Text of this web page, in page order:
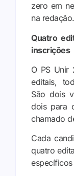
zero em
na redação.
Quatro
inscrições
O PS Unir
editais,
São dois
dois para
chamado
Cada
quatro